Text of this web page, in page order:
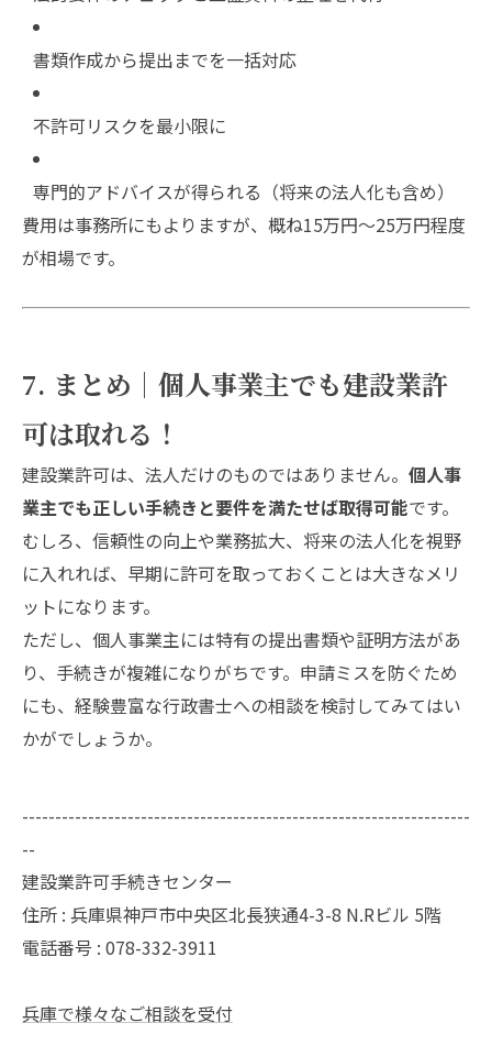
書類作成から提出までを一括対応
不許可リスクを最小限に
専門的アドバイスが得られる（将来の法人化も含め）
費用は事務所にもよりますが、概ね15万円～25万円程度
が相場です。
7. まとめ｜個人事業主でも建設業許
可は取れる！
建設業許可は、法人だけのものではありません。 個人事
業主でも正しい手続きと要件を満たせば取得可能です。
むしろ、信頼性の向上や業務拡大、将来の法人化を視野
に入れれば、早期に許可を取っておくことは大きなメリ
ットになります。
ただし、個人事業主には特有の提出書類や証明方法があ
り、手続きが複雑になりがちです。申請ミスを防ぐため
にも、経験豊富な行政書士への相談を検討してみてはい
かがでしょうか。
--------------------------------------------------------------------
--
建設業許可手続きセンター
住所 : 兵庫県神戸市中央区北長狭通4-3-8 N.Rビル 5階
電話番号 : 078-332-3911
兵庫で様々なご相談を受付